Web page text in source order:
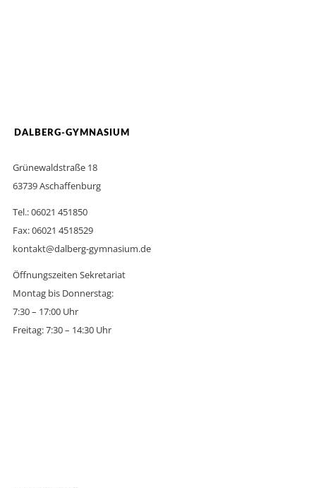
DALBERG-GYMNASIUM
Grünewaldstraße 18
63739 Aschaffenburg
Tel.: 06021 451850
Fax: 06021 4518529
kontakt@dalberg-gymnasium.de
Öffnungszeiten Sekretariat
Montag bis Donnerstag:
7:30 – 17:00 Uhr
Freitag: 7:30 – 14:30 Uhr